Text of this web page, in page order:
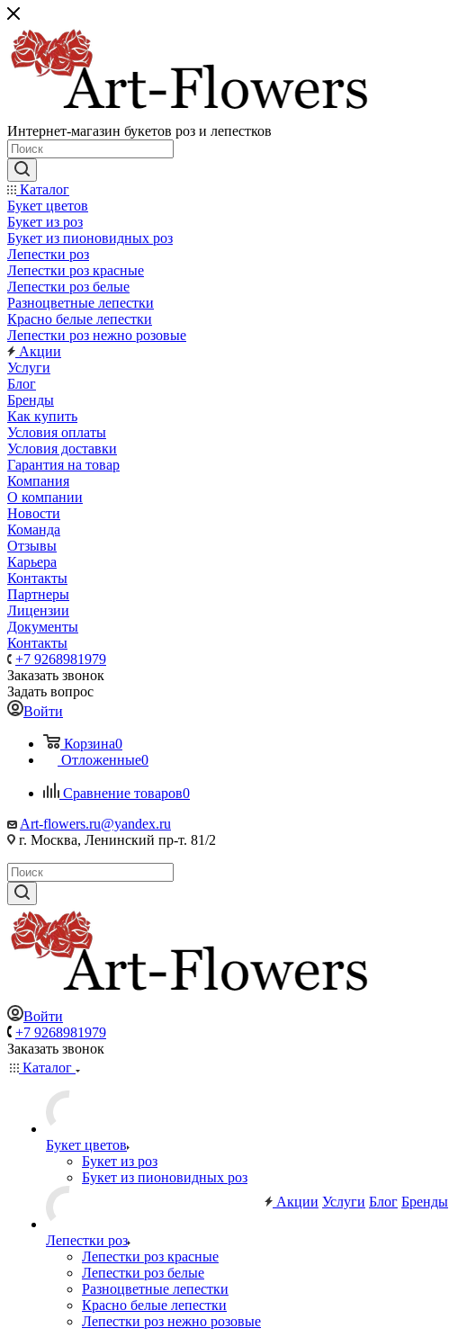
Интернет-магазин букетов роз и лепестков
Каталог
Букет цветов
Букет из роз
Букет из пионовидных роз
Лепестки роз
Лепестки роз красные
Лепестки роз белые
Разноцветные лепестки
Красно белые лепестки
Лепестки роз нежно розовые
Акции
Услуги
Блог
Бренды
Как купить
Условия оплаты
Условия доставки
Гарантия на товар
Компания
О компании
Новости
Команда
Отзывы
Карьера
Контакты
Партнеры
Лицензии
Документы
Контакты
+7 9268981979
Заказать звонок
Задать вопрос
Войти
Корзина0
Отложенные0
Сравнение товаров0
Art-flowers.ru@yandex.ru
г. Москва, Ленинский пр-т. 81/2
Войти
+7 9268981979
Заказать звонок
Каталог
Букет цветов
Букет из роз
Букет из пионовидных роз
Лепестки роз
Лепестки роз красные
Лепестки роз белые
Разноцветные лепестки
Красно белые лепестки
Лепестки роз нежно розовые
Акции Услуги Блог Бренды